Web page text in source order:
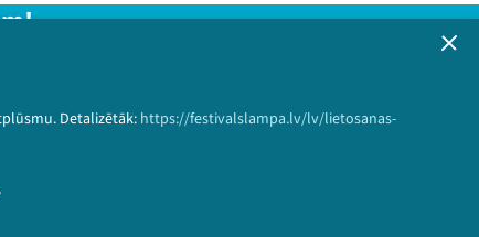
Detalizētāk: https://festivalslampa.lv/lv/lietosanas-
Pieteikties